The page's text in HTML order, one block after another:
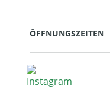
ÖFFNUNGSZEITEN